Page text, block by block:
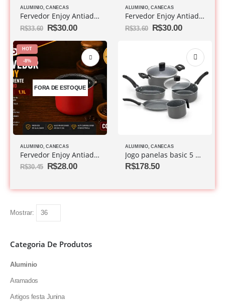
ALUMINIO,CANECAS
Fervedor Enjoy Antiaderente Vermelho Nº 14 1,6l
R$33.60 R$30.00
ALUMINIO,CANECAS
Fervedor Enjoy Antiaderente Vermelho Nº 14 1,6l
R$33.60 R$30.00
HOT
-8%
FORA DE ESTOQUE
ALUMINIO,CANECAS
Fervedor Enjoy Antiaderente Vermelho Nº 12 1,1l
R$30.45 R$28.00
ALUMINIO,CANECAS
Jogo panelas basic 5 peças tampa vidro antiaderente cinza
R$178.50
Mostrar:
Categoria De Produtos
Aluminio
Aramados
Artigos festa Junina